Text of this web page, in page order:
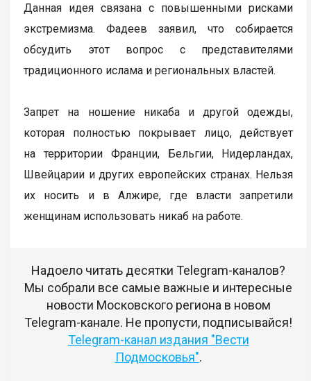
Данная идея связана с повышенными рисками
экстремизма. Фадеев заявил, что собирается
обсудить этот вопрос с представителями
традиционного ислама и региональных властей.
Запрет на ношение никаба и другой одежды,
которая полностью покрывает лицо, действует
на территории Франции, Бельгии, Нидерландах,
Швейцарии и других европейских странах. Нельзя
их носить и в Алжире, где власти запретили
женщинам использовать никаб на работе.
Надоело читать десятки Telegram-каналов?
Мы собрали все самые важные и интересные
новости Московского региона в новом
Telegram-канале. Не пропусти, подписывайся!
Telegram-канал издания "Вести
Подмосковья".